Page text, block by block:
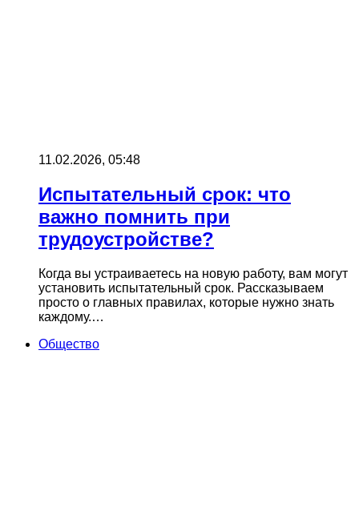
11.02.2026, 05:48
Испытательный срок: что
важно помнить при
трудоустройстве?
Когда вы устраиваетесь на новую работу, вам могут
установить испытательный срок. Рассказываем
просто о главных правилах, которые нужно знать
каждому.…
Общество